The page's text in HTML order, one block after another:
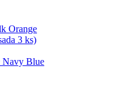
Orange
3 ks)
Navy Blue